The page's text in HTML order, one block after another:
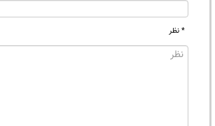
* نظر